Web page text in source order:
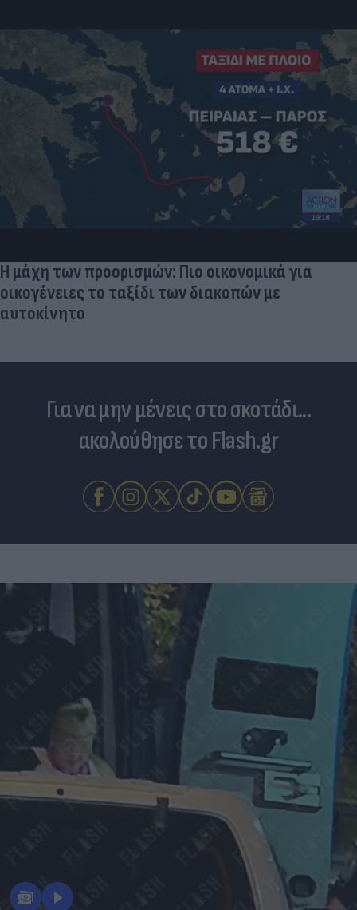
Γιατί ξαναπαίρνουμε το χαμένο βάρος; Ο ρόλος
του βιολογικού προγραμματισμού μας
Για να μην μένεις στο σκοτάδι...
ακολούθησε το Flash.gr